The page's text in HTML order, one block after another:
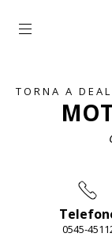
TORNA A
0545-